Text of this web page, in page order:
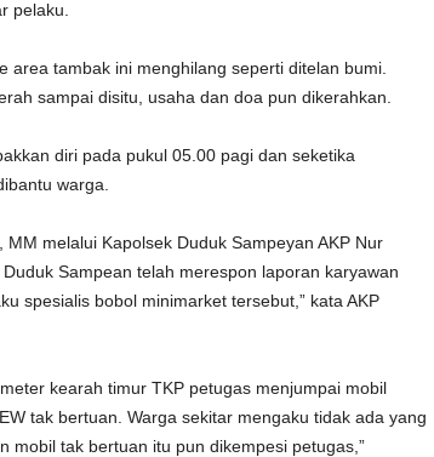
pelaku.
area tambak ini menghilang seperti ditelan bumi.
sampai disitu, usaha dan doa pun dikerahkan.
diri pada pukul 05.00 pagi dan seketika
warga.
melalui Kapolsek Duduk Sampeyan AKP Nur
Sampean telah merespon laporan karyawan
spesialis bobol minimarket tersebut,” kata AKP
kearah timur TKP petugas menjumpai mobil
tak bertuan. Warga sekitar mengaku tidak ada yang
mobil tak bertuan itu pun dikempesi petugas,”